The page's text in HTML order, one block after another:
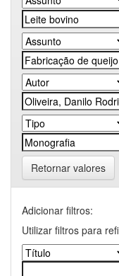
Retornar valores
Adicionar filtros:
Utilizar filtros para